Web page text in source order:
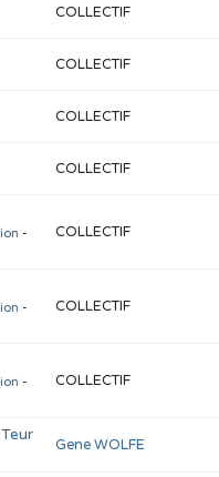
COLLECTIF
COLLECTIF
COLLECTIF
COLLECTIF
-
COLLECTIF
-
COLLECTIF
-
COLLECTIF
Gene WOLFE